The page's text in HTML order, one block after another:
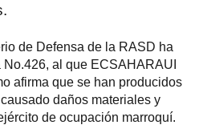
de Defensa de la RASD ha
al que ECSAHARAUI
afirma que se han producidos
daños materiales y
de ocupación marroquí.